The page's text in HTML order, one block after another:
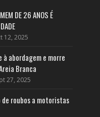
DE 26 ANOS É
12, 2025
abordagem e morre
Branca
27, 2025
roubos a motoristas